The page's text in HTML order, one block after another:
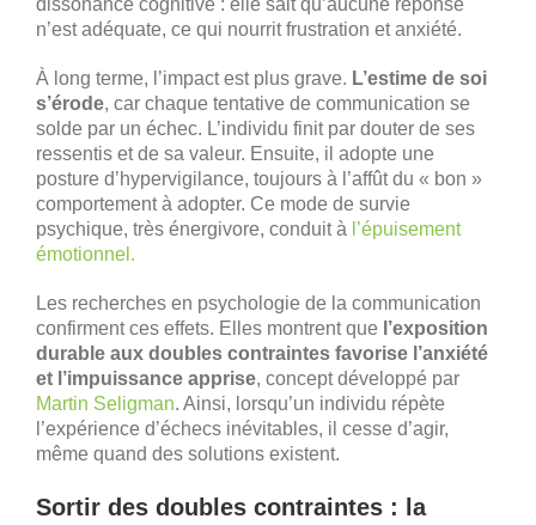
n’est adéquate, ce qui nourrit frustration et anxiété.
À long terme, l’impact est plus grave. L’estime de soi
s’érode, car chaque tentative de communication se
solde par un échec. L’individu finit par douter de ses
ressentis et de sa valeur. Ensuite, il adopte une
posture d’hypervigilance, toujours à l’affût du « bon »
comportement à adopter. Ce mode de survie
psychique, très énergivore, conduit à l’épuisement
émotionnel.
Les recherches en psychologie de la communication
confirment ces effets. Elles montrent que l’exposition
durable aux doubles contraintes favorise l’anxiété
et l’impuissance apprise, concept développé par
Martin Seligman. Ainsi, lorsqu’un individu répète
l’expérience d’échecs inévitables, il cesse d’agir,
même quand des solutions existent.
Sortir des doubles contraintes : la